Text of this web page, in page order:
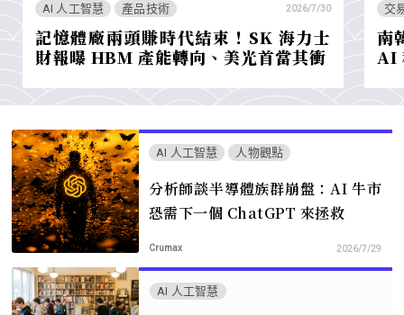
AI 人工智慧 產品技術 2026/7/30
記憶體廠兩頭賺時代結束！SK 海力士
財報曝 HBM 產能轉向、美光首當其衝
交
南
AI
AI 人工智慧 人物觀點
分析師談半導體族群崩盤：AI 牛市
恐需下一個 ChatGPT 來拯救
Crumax 2026/7/29
AI 人工智慧